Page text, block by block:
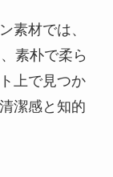
素材では、
素朴で柔ら
上で見つか
潔感と知的